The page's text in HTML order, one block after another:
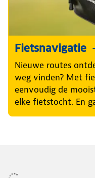
Fietsnavigatie
Nieuwe routes
weg vinden? Met
eenvoudig de
elke fietstocht. En